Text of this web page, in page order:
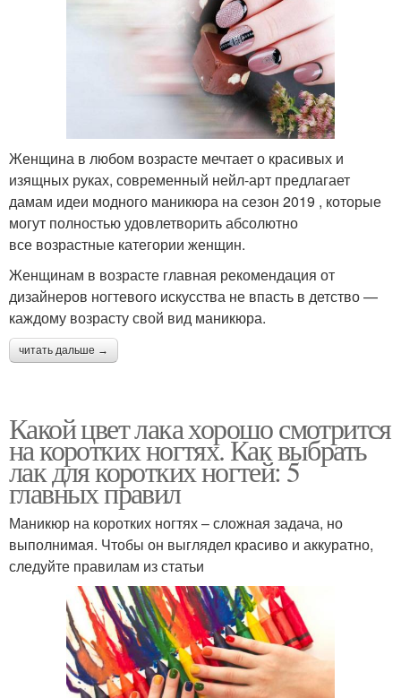
Женщина в любом возрасте мечтает о красивых и
изящных руках, современный нейл-арт предлагает
дамам идеи модного маникюра на сезон 2019 , которые
могут полностью удовлетворить абсолютно
все возрастные категории женщин.
Женщинам в возрасте главная рекомендация от
дизайнеров ногтевого искусства не впасть в детство —
каждому возрасту свой вид маникюра.
читать дальше →
Какой цвет лака хорошо смотрится
на коротких ногтях. Как выбрать
лак для коротких ногтей: 5
главных правил
Маникюр на коротких ногтях – сложная задача, но
выполнимая. Чтобы он выглядел красиво и аккуратно,
следуйте правилам из статьи